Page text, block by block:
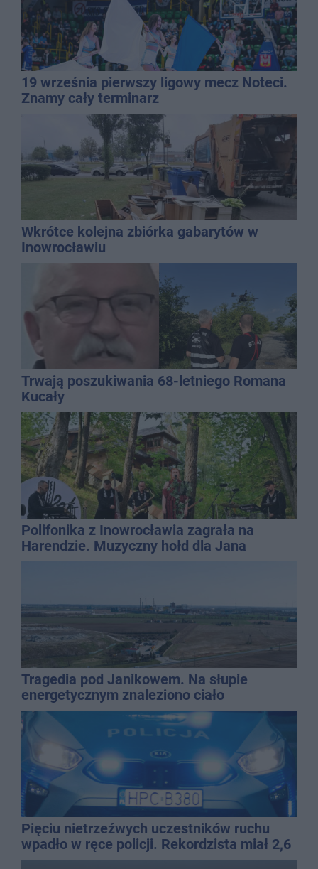
19 września pierwszy ligowy mecz Noteci.
Znamy cały terminarz
Wkrótce kolejna zbiórka gabarytów w
Inowrocławiu
Trwają poszukiwania 68-letniego Romana
Kucały
Polifonika z Inowrocławia zagrała na
Harendzie. Muzyczny hołd dla Jana
Tragedia pod Janikowem. Na słupie
energetycznym znaleziono ciało
mężczyzny
Pięciu nietrzeźwych uczestników ruchu
wpadło w ręce policji. Rekordzista miał 2,6
promila